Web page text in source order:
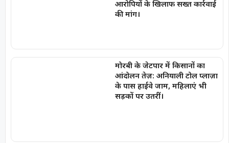
आरोपियों के खिलाफ सख्त कार्रवाई
की मांग।
मोरबी के जेटपार में किसानों का
आंदोलन तेज़: अनियाली टोल प्लाज़ा
के पास हाईवे जाम, महिलाएं भी
सड़कों पर उतरीं।